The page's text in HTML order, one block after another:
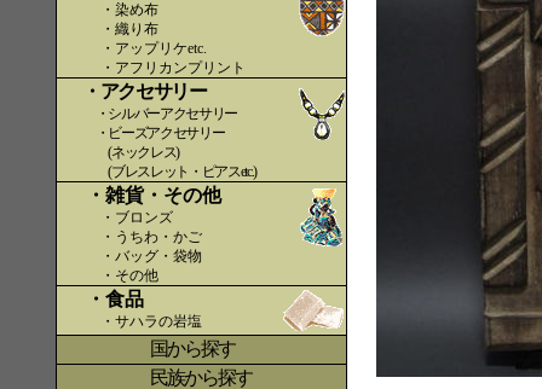
・染め布
・織り布
・アップリケetc.
・アフリカンプリント
・アクセサリー
・シルバーアクセサリー
・ビーズアクセサリー
(ネックレス)
(ブレスレット・ピアスetc.)
・雑貨・その他
・ブロンズ
・うちわ・かご
・バッグ・袋物
・その他
・食品
・サハラの岩塩
国から探す〇
民族から探す